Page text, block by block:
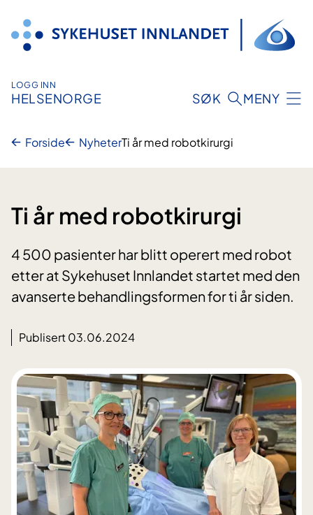
innhold
LOGG INN
HELSENORGE SØK MENY
Forside NyheterTi år med robotkirurgi
Ti år med robotkirurgi
4 500 pasienter har blitt operert med robot
etter at Sykehuset Innlandet startet med den
avanserte behandlingsformen for ti år siden.
Publisert 03.06.2024